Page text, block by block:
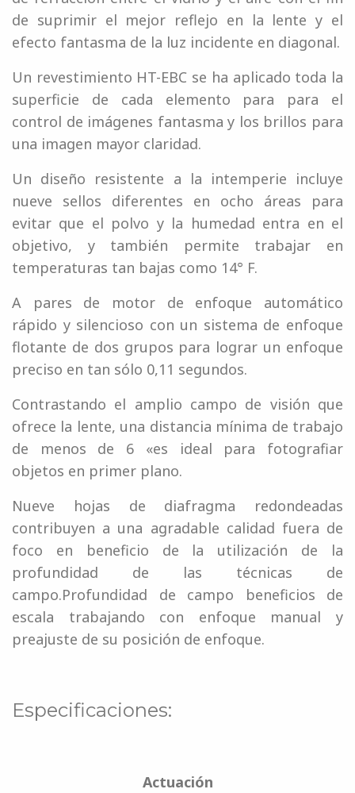
de suprimir el mejor reflejo en la lente y el
efecto fantasma de la luz incidente en diagonal.
Un revestimiento HT-EBC se ha aplicado toda la
superficie de cada elemento para para el
control de imágenes fantasma y los brillos para
una imagen mayor claridad.
Un diseño resistente a la intemperie incluye
nueve sellos diferentes en ocho áreas para
evitar que el polvo y la humedad entra en el
objetivo, y también permite trabajar en
temperaturas tan bajas como 14° F.
A pares de motor de enfoque automático
rápido y silencioso con un sistema de enfoque
flotante de dos grupos para lograr un enfoque
preciso en tan sólo 0,11 segundos.
Contrastando el amplio campo de visión que
ofrece la lente, una distancia mínima de trabajo
de menos de 6 «es ideal para fotografiar
objetos en primer plano.
Nueve hojas de diafragma redondeadas
contribuyen a una agradable calidad fuera de
foco en beneficio de la utilización de la
profundidad de las técnicas de
campo.Profundidad de campo beneficios de
escala trabajando con enfoque manual y
preajuste de su posición de enfoque.
Especificaciones:
Actuación